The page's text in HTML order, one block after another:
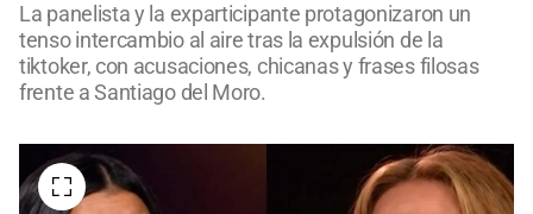
La panelista y la exparticipante protagonizaron un
tenso intercambio al aire tras la expulsión de la
tiktoker, con acusaciones, chicanas y frases filosas
frente a Santiago del Moro.